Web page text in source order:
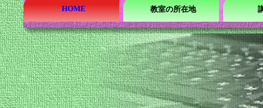
HOME 教室の所在地